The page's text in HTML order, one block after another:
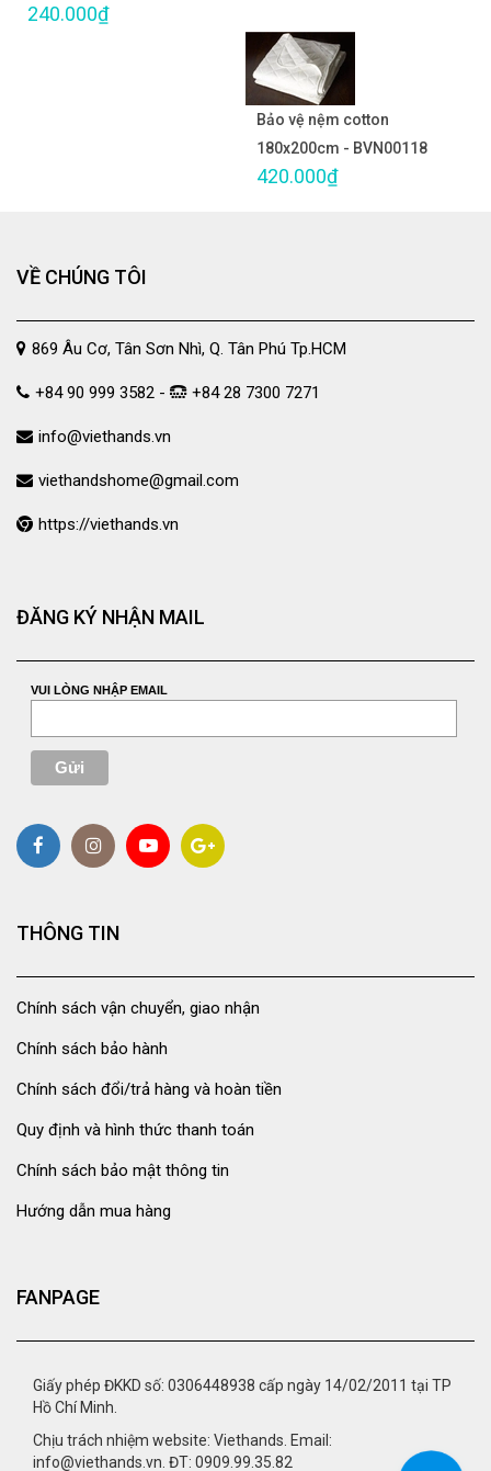
240.000₫
Bảo vệ nệm cotton
180x200cm - BVN00118
420.000₫
VỀ CHÚNG TÔI
869 Âu Cơ, Tân Sơn Nhì, Q. Tân Phú Tp.HCM
+84 90 999 3582 - +84 28 7300 7271
info@viethands.vn
viethandshome@gmail.com
https://viethands.vn
ĐĂNG KÝ NHẬN MAIL
VUI LÒNG NHẬP EMAIL
THÔNG TIN
Chính sách vận chuyển, giao nhận
Chính sách bảo hành
Chính sách đổi/trả hàng và hoàn tiền
Quy định và hình thức thanh toán
Chính sách bảo mật thông tin
Hướng dẫn mua hàng
FANPAGE
Giấy phép ĐKKD số: 0306448938 cấp ngày 14/02/2011 tại TP
Hồ Chí Minh.
Chịu trách nhiệm website: Viethands. Email:
info@viethands.vn. ĐT: 0909.99.35.82